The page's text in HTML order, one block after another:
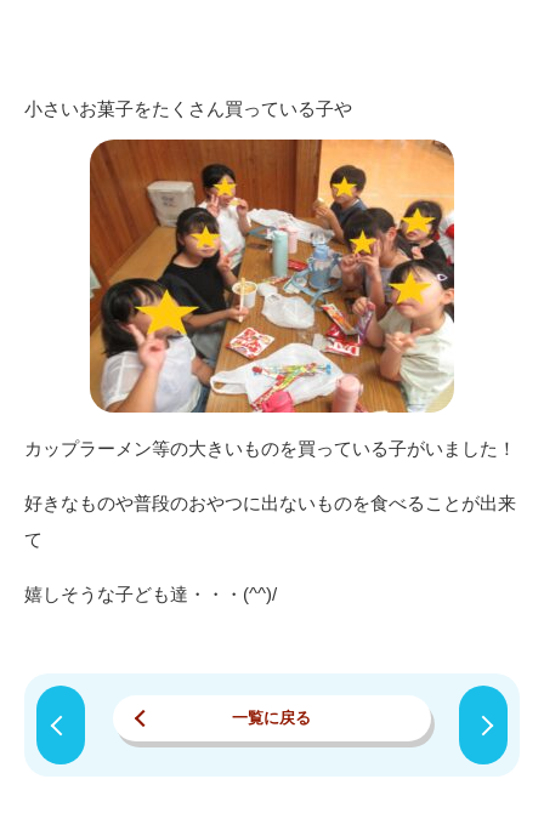
小さいお菓子をたくさん買っている子や
カップラーメン等の大きいものを買っている子がいました！
好きなものや普段のおやつに出ないものを食べることが出来
て
嬉しそうな子ども達・・・(^^)/
一覧に戻る